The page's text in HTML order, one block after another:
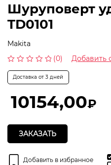
Шуруповерт
TD0101
Makita
из
(0) Добавить
Доставка от 3 дней
10154,00₽
ЗАКАЗАТЬ
Добавить в избранное